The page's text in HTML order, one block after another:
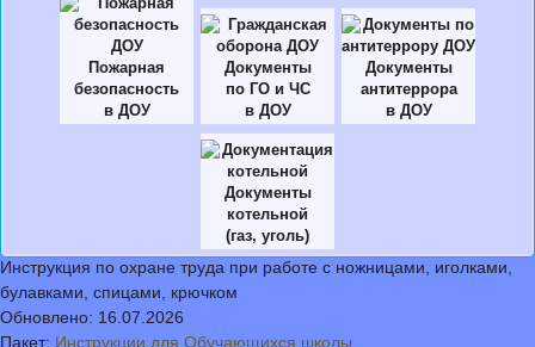
Пожарная
безопасность
в ДОУ
Документы
по ГО и ЧС
в ДОУ
Документы
антитеррора
в ДОУ
Документы
котельной
(газ, уголь)
Инструкция по охране труда при работе с ножницами, иголками,
булавками, спицами, крючком
Обновлено: 16.07.2026
Пакет: Инструкции для Обучающихся школы